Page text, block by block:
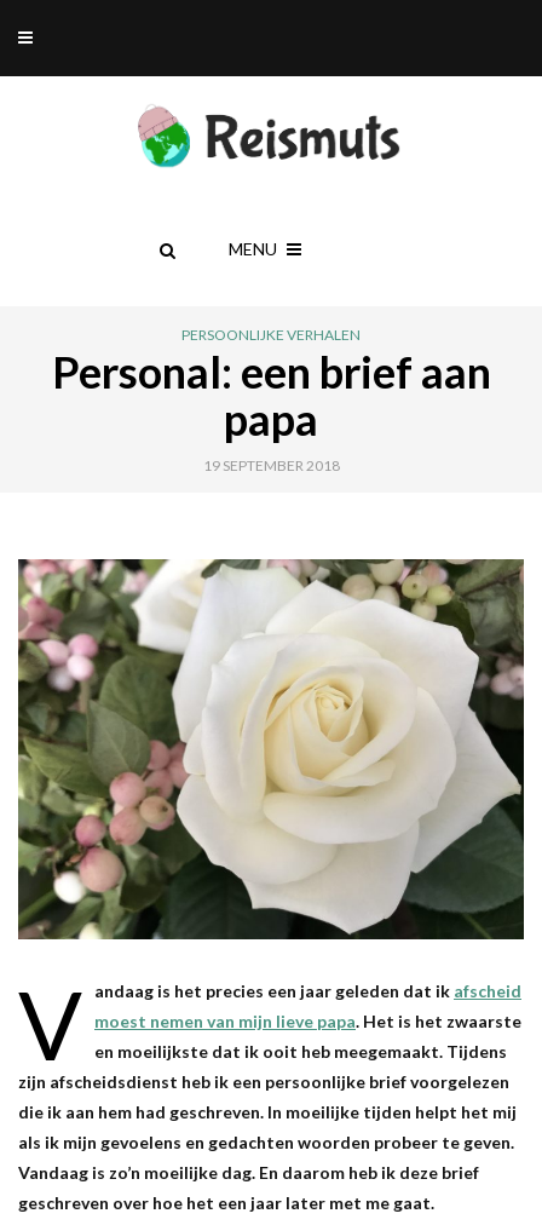
MENU
PERSOONLIJKE VERHALEN
Personal: een brief aan
papa
19 SEPTEMBER 2018
V andaag is het precies een jaar geleden dat ik afscheid
moest nemen van mijn lieve papa. Het is het zwaarste
en moeilijkste dat ik ooit heb meegemaakt. Tijdens
zijn afscheidsdienst heb ik een persoonlijke brief voorgelezen
die ik aan hem had geschreven. In moeilijke tijden helpt het mij
als ik mijn gevoelens en gedachten woorden probeer te geven.
Vandaag is zo’n moeilijke dag. En daarom heb ik deze brief
geschreven over hoe het een jaar later met me gaat.